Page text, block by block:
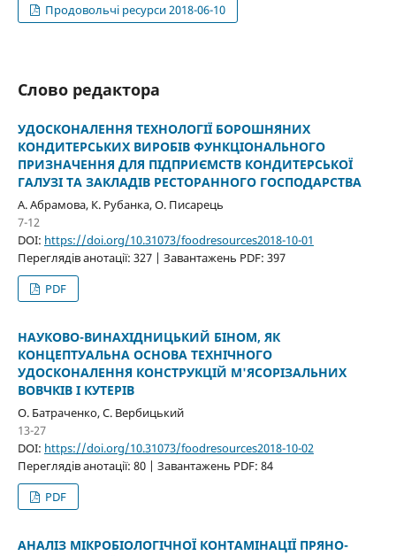
Продовольчі ресурси 2018-06-10
Слово редактора
УДОСКОНАЛЕННЯ ТЕХНОЛОГІЇ БОРОШНЯНИХ
КОНДИТЕРСЬКИХ ВИРОБІВ ФУНКЦІОНАЛЬНОГО
ПРИЗНАЧЕННЯ ДЛЯ ПІДПРИЄМСТВ КОНДИТЕРСЬКОЇ
ГАЛУЗІ ТА ЗАКЛАДІВ РЕСТОРАННОГО ГОСПОДАРСТВА
A. Абрамова, К. Рубанка, О. Писарець
7-12
DOI: https://doi.org/10.31073/foodresources2018-10-01
Переглядів анотації: 327 | Завантажень PDF: 397
PDF
НАУКОВО-ВИНАХІДНИЦЬКИЙ БІНОМ, ЯК
КОНЦЕПТУАЛЬНА ОСНОВА ТЕХНІЧНОГО
УДОСКОНАЛЕННЯ КОНСТРУКЦІЙ М'ЯСОРІЗАЛЬНИХ
ВОВЧКІВ І КУТЕРІВ
О. Батраченко, С. Вербицький
13-27
DOI: https://doi.org/10.31073/foodresources2018-10-02
Переглядів анотації: 80 | Завантажень PDF: 84
PDF
АНАЛІЗ МІКРОБІОЛОГІЧНОЇ КОНТАМІНАЦІЇ ПРЯНО-